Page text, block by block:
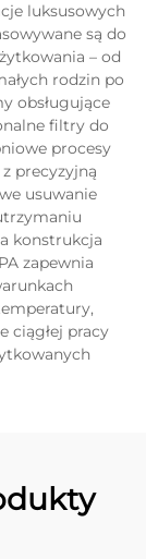
luksusowych
są do
– od
rodzin po
obsługujące
filtry do
procesy
precyzyjną
usuwanie
konstrukcja
zapewnia
ciągłej pracy